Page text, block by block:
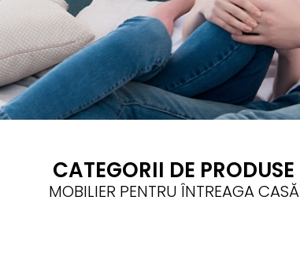
CATEGORII DE PRODUSE
MOBILIER PENTRU ÎNTREAGA CASĂ